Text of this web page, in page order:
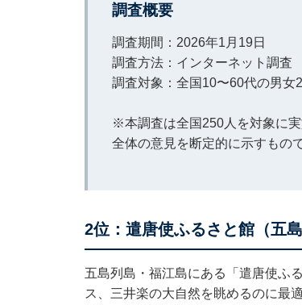
調査概要
調査期間：2026年1月19日
調査方法：インターネット調査
調査対象：全国10〜60代の男女
※本調査は全国250人を対象に
全体の意見を断定的に示すもの
2位：遣唐使ふるさと館（五
五島列島・福江島にある「遣唐使ふ
ス、三井楽の大自然を眺めるのに最